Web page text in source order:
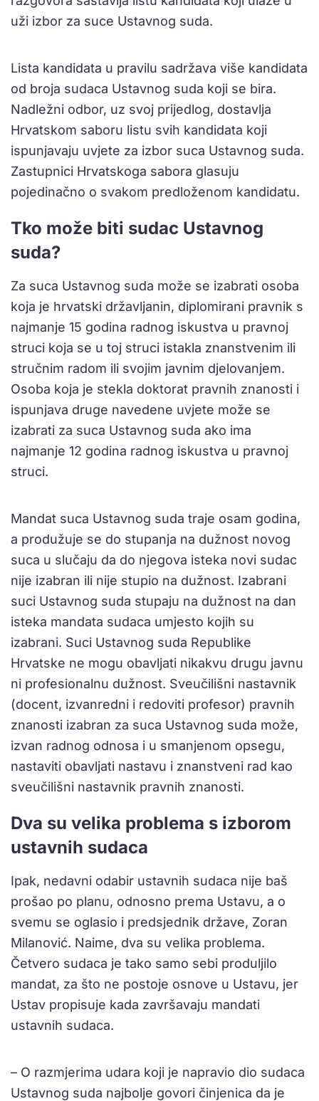
uži izbor za suce Ustavnog suda.
Lista kandidata u pravilu sadržava više kandidata
od broja sudaca Ustavnog suda koji se bira.
Nadležni odbor, uz svoj prijedlog, dostavlja
Hrvatskom saboru listu svih kandidata koji
ispunjavaju uvjete za izbor suca Ustavnog suda.
Zastupnici Hrvatskoga sabora glasuju
pojedinačno o svakom predloženom kandidatu.
Tko može biti sudac Ustavnog
suda?
Za suca Ustavnog suda može se izabrati osoba
koja je hrvatski državljanin, diplomirani pravnik s
najmanje 15 godina radnog iskustva u pravnoj
struci koja se u toj struci istakla znanstvenim ili
stručnim radom ili svojim javnim djelovanjem.
Osoba koja je stekla doktorat pravnih znanosti i
ispunjava druge navedene uvjete može se
izabrati za suca Ustavnog suda ako ima
najmanje 12 godina radnog iskustva u pravnoj
struci.
Mandat suca Ustavnog suda traje osam godina,
a produžuje se do stupanja na dužnost novog
suca u slučaju da do njegova isteka novi sudac
nije izabran ili nije stupio na dužnost. Izabrani
suci Ustavnog suda stupaju na dužnost na dan
isteka mandata sudaca umjesto kojih su
izabrani. Suci Ustavnog suda Republike
Hrvatske ne mogu obavljati nikakvu drugu javnu
ni profesionalnu dužnost. Sveučilišni nastavnik
(docent, izvanredni i redoviti profesor) pravnih
znanosti izabran za suca Ustavnog suda može,
izvan radnog odnosa i u smanjenom opsegu,
nastaviti obavljati nastavu i znanstveni rad kao
sveučilišni nastavnik pravnih znanosti.
Dva su velika problema s izborom
ustavnih sudaca
Ipak, nedavni odabir ustavnih sudaca nije baš
prošao po planu, odnosno prema Ustavu, a o
svemu se oglasio i predsjednik države, Zoran
Milanović. Naime, dva su velika problema.
Četvero sudaca je tako samo sebi produljilo
mandat, za što ne postoje osnove u Ustavu, jer
Ustav propisuje kada završavaju mandati
ustavnih sudaca.
– O razmjerima udara koji je napravio dio sudaca
Ustavnog suda najbolje govori činjenica da je